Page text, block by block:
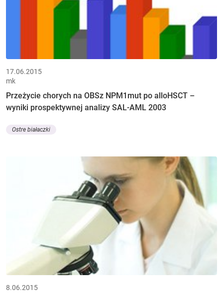
17.06.2015
mk
Przeżycie chorych na OBSz NPM1mut po alloHSCT –
wyniki prospektywnej analizy SAL-AML 2003
Ostre białaczki
8.06.2015